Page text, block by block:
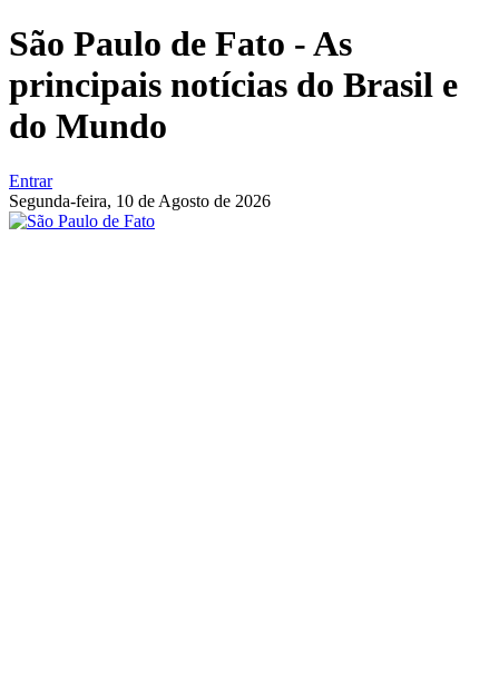
São Paulo de Fato - As
principais notícias do Brasil e
do Mundo
Entrar
Segunda-feira, 10 de Agosto de 2026